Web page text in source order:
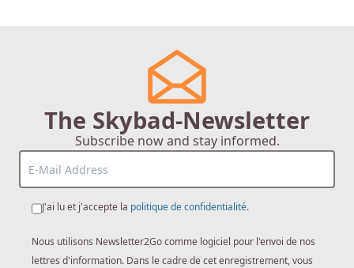
The Skybad-Newsletter
Subscribe now and stay informed.
J'ai lu et j'accepte la politique de confidentialité.
Nous utilisons Newsletter2Go comme logiciel pour l'envoi de nos
lettres d'information. Dans le cadre de cet enregistrement, vous